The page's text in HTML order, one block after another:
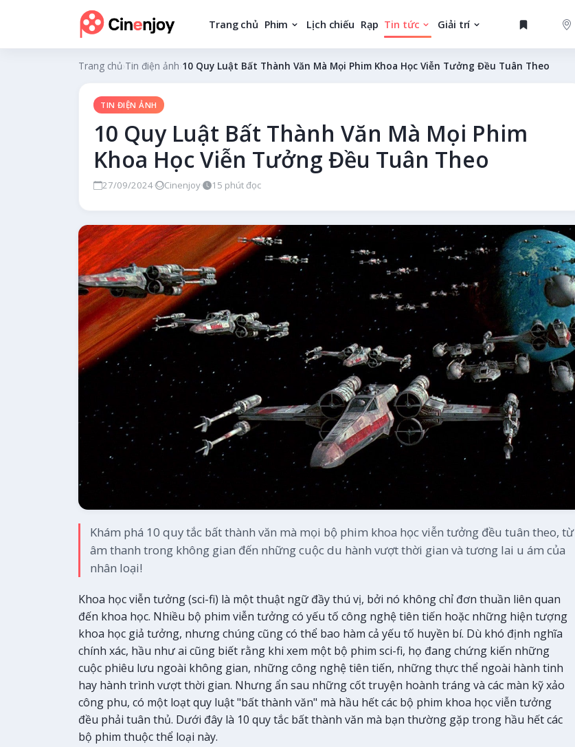
Trang chủ Phim Lịch chiếu Rạp Tin tức Giải trí
GAME
MỚI
Trang chủ Tin điện ảnh 10 Quy Luật Bất Thành Văn Mà Mọi Phim Khoa Học Viễn Tưởng Đều Tuân Theo
TIN ĐIỆN ẢNH
10 Quy Luật Bất Thành Văn Mà Mọi Phim
Khoa Học Viễn Tưởng Đều Tuân Theo
27/09/2024· Cinenjoy· 15 phút đọc
Khám phá 10 quy tắc bất thành văn mà mọi bộ phim khoa học viễn tưởng đều tuân theo, từ
âm thanh trong không gian đến những cuộc du hành vượt thời gian và tương lai u ám của
nhân loại!
Khoa học viễn tưởng (sci-fi) là một thuật ngữ đầy thú vị, bởi nó không chỉ đơn thuần liên quan
đến khoa học. Nhiều bộ phim viễn tưởng có yếu tố công nghệ tiên tiến hoặc những hiện tượng
khoa học giả tưởng, nhưng chúng cũng có thể bao hàm cả yếu tố huyền bí. Dù khó định nghĩa
chính xác, hầu như ai cũng biết rằng khi xem một bộ phim sci-fi, họ đang chứng kiến những
cuộc phiêu lưu ngoài không gian, những công nghệ tiên tiến, những thực thể ngoài hành tinh
hay hành trình vượt thời gian. Nhưng ẩn sau những cốt truyện hoành tráng và các màn kỹ xảo
công phu, có một loạt quy luật "bất thành văn" mà hầu hết các bộ phim khoa học viễn tưởng
đều phải tuân thủ. Dưới đây là 10 quy tắc bất thành văn mà bạn thường gặp trong hầu hết các
bộ phim thuộc thể loại này.